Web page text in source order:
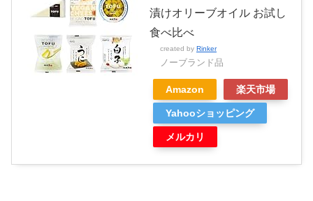
漬けオリーブオイル お試し
食べ比べ
created by Rinker
ノーブランド品
Amazon 楽天市場
Yahooショッピング
メルカリ